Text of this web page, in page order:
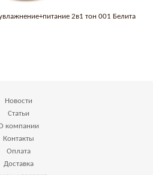
2в1 тон 001 Белита
Новости
Статьи
компании
Контакты
Оплата
Доставка